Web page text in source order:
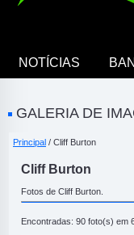
NOTÍCIAS
GALERIA DE
Principal / Cliff Burton
Cliff Burton
Fotos de Cliff Burton.
Encontradas: 90 foto(s) em